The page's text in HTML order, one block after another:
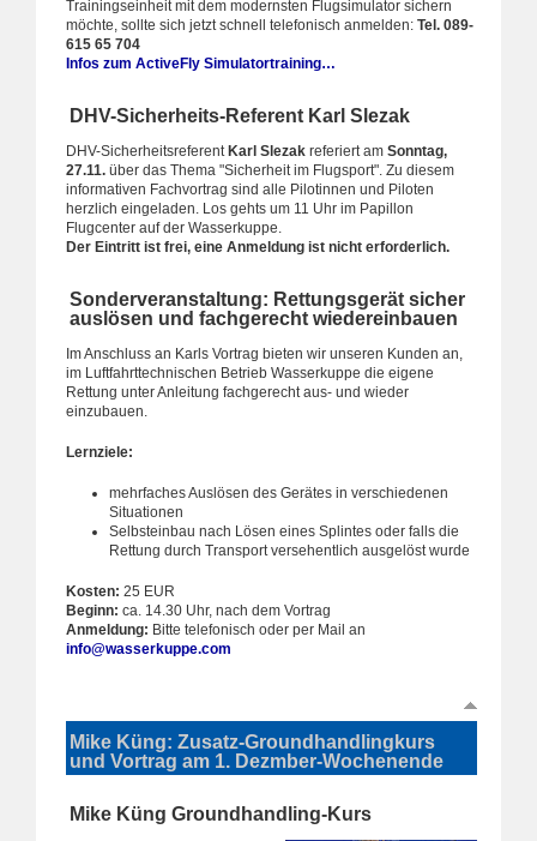
Trainingseinheit mit dem modernsten Flugsimulator sichern
möchte, sollte sich jetzt schnell telefonisch anmelden: Tel. 089-
615 65 704
Infos zum ActiveFly Simulatortraining…
DHV-Sicherheits-Referent Karl Slezak
DHV-Sicherheitsreferent Karl Slezak referiert am Sonntag,
27.11. über das Thema "Sicherheit im Flugsport". Zu diesem
informativen Fachvortrag sind alle Pilotinnen und Piloten
herzlich eingeladen. Los gehts um 11 Uhr im Papillon
Flugcenter auf der Wasserkuppe.
Der Eintritt ist frei, eine Anmeldung ist nicht erforderlich.
Sonderveranstaltung: Rettungsgerät sicher
auslösen und fachgerecht wiedereinbauen
Im Anschluss an Karls Vortrag bieten wir unseren Kunden an,
im Luftfahrttechnischen Betrieb Wasserkuppe die eigene
Rettung unter Anleitung fachgerecht aus- und wieder
einzubauen.
Lernziele:
mehrfaches Auslösen des Gerätes in verschiedenen
Situationen
Selbsteinbau nach Lösen eines Splintes oder falls die
Rettung durch Transport versehentlich ausgelöst wurde
Kosten: 25 EUR
Beginn: ca. 14.30 Uhr, nach dem Vortrag
Anmeldung: Bitte telefonisch oder per Mail an
info@wasserkuppe.com
Mike Küng: Zusatz-Groundhandlingkurs
und Vortrag am 1. Dezmber-Wochenende
Mike Küng Groundhandling-Kurs